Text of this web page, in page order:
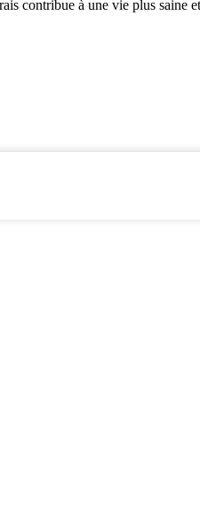
contribue à une vie plus